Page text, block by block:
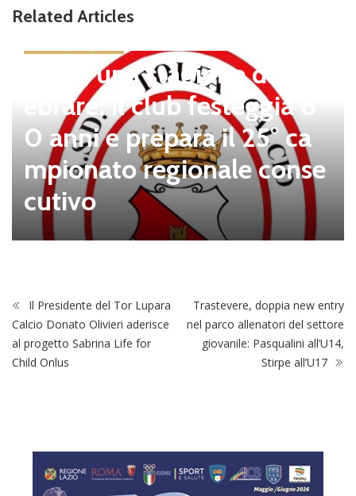
Related Articles
Tolfa, una stagione da cel
ebrare: il club festeggia 8
0 anni e prepara il 25° ca
mpionato regionale conse
cutivo
Il Presidente del Tor Lupara
Calcio Donato Olivieri aderisce
al progetto Sabrina Life for
Child Onlus
Trastevere, doppia new entry
nel parco allenatori del settore
giovanile: Pasqualini all’U14,
Stirpe all’U17